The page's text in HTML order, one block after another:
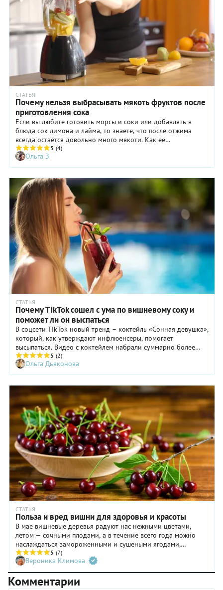
СТАТЬЯ
Почему нельзя выбрасывать мякоть фруктов после
приготовления сока
Если вы любите готовить морсы и соки или добавлять в
блюда сок лимона и лайма, то знаете, что после отжима
всегда остаётся довольно много мякоти. Как её
использовать не всегда понятно, но абсолютно точно не
стоит выбрасывать! В остатках фруктов есть много
полезного, например, клетчатка. Мы собрали 7 способов
использования мякоти и добавили 7 лайфхаков по работе с
самыми популярными сочными фруктами. Про рецепты
сезонных напитков тоже не забыли.
5 (4)
Ольга З
СТАТЬЯ
Почему TikTok сошел с ума по вишневому соку и
поможет ли он выспаться
В соцсети TikTok новый тренд – коктейль «Сонная девушка»,
который, как утверждают инфлюенсеры, помогает
высыпаться. Видео с коктейлем набрали суммарно более
136 млн просмотров. Разбираемся, правда ли этот напиток
поможет лучше спать и почему.
5 (2)
Ольга Дьяконова
СТАТЬЯ
Польза и вред вишни для здоровья и красоты
В мае вишневые деревья радуют нас нежными цветами,
летом — сочными плодами, а в течение всего года можно
наслаждаться замороженными и сушеными ягодами,
компотами и душистым вареньем. Рассказываем, что
содержит вишня, в чем ее польза и вред для здоровья, как
выбирать ягоду, в каком виде лучше хранить и что из нее
приготовить.
5 (7)
Вероника Климова
Комментарии